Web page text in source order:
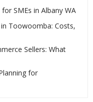
SMEs in Albany WA
in Toowoomba: Costs,
Sellers: What
for